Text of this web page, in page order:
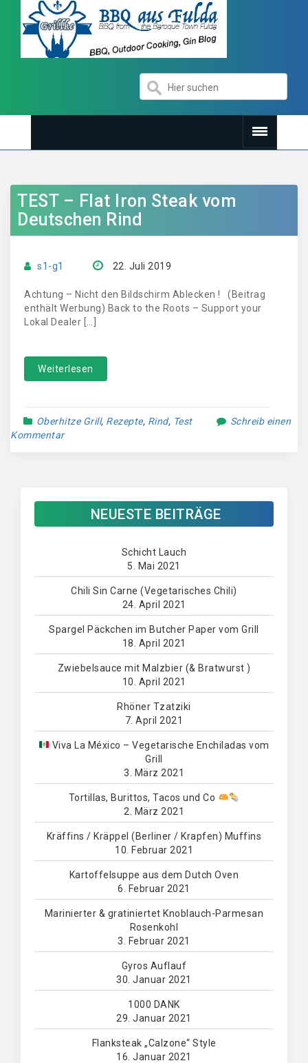
TEST – Flat Iron Steak vom
Deutschen Rind
s1-g1 22. Juli 2019
Achtung – Nicht den Bildschirm Ablecken ! (Beitrag
enthält Werbung) Back to the Roots – Support your
Lokal Dealer […]
Weiterlesen
Oberhitze Grill, Rezepte, Rind, Test
Schreib einen
Kommentar
NEUESTE BEITRÄGE
Schicht Lauch
5. Mai 2021
Chili Sin Carne (Vegetarisches Chili)
24. April 2021
Spargel Päckchen im Butcher Paper vom Grill
18. April 2021
Zwiebelsauce mit Malzbier (& Bratwurst )
10. April 2021
Rhöner Tzatziki
7. April 2021
Viva La México – Vegetarische Enchiladas vom
Grill
3. März 2021
Tortillas, Burittos, Tacos und Co
2. März 2021
Kräffins / Kräppel (Berliner / Krapfen) Muffins
10. Februar 2021
Kartoffelsuppe aus dem Dutch Oven
6. Februar 2021
Marinierter & gratiniertet Knoblauch-Parmesan
Rosenkohl
3. Februar 2021
Gyros Auflauf
30. Januar 2021
1000 DANK
29. Januar 2021
Flanksteak „Calzone“ Style
16. Januar 2021